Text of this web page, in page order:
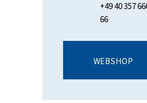
+49 40 357
66
WEBSHOP